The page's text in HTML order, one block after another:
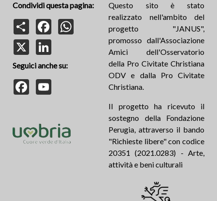
Condividi questa pagina:
Share
FacebookWhatsApp
Seguici anche su:
Facebook
Questo sito è stato
realizzato nell'ambito del
progetto "JANUS",
promosso dall'Associazione
Amici dell'Osservatorio
della Pro Civitate Christiana
ODV e dalla Pro Civitate
Christiana.
Il progetto ha ricevuto il
sostegno della Fondazione
Perugia, attraverso il bando
"Richieste libere" con codice
20351 (2021.0283) - Arte,
attività e beni culturali